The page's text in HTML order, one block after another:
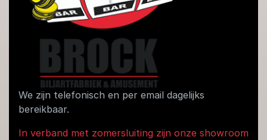
We zijn telefonisch en per email dagelijks
bereikbaar.
In verband met zomersluiting zijn onze showroom